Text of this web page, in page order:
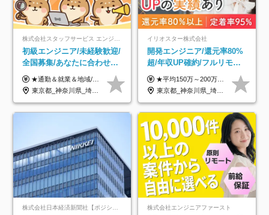
株式会社スタッフサービス エンジニアリング事業本部
初級エンジニア/未経験歓迎/
全国募集/あなたに合わせた
オリジナル研修をご用
意/AI・IoT/残業平均8時間
★通勤＆就業＆地域/住宅＆役職手当あり ★残業代は全額支給 ★選べる給与制度あり！ ■東京・神奈川・千葉・埼玉勤務の場合 月給24.5万円～55万円＋諸手当 （残業代は全額支給） (20,000円の地域/住宅手当込み) ■愛知・京都・大阪・兵庫勤務の場合 月給24万円以上＋諸手当 （残業代は全額支給） (15,000円の地域/住宅手当込み) ■茨城・栃木・群馬・静岡・三重・滋賀・広島・福岡勤務の場合 月給23.5万円以上＋諸手当 （残業代は全額支給） (10,000円の地域/住宅手当込み) ■北海道・宮城・山梨・長野・岐阜・奈良・和歌山・岡山勤務の場合 月給23万円以上＋諸手当 （残業代は全額支給） (5,000円の地域/住宅手当込み) ■その他のエリア勤務の場合 月給22.5万円以上＋諸手当 （残業代は全額支給） ※経験や能力を考慮し、当社規定により優遇します 【昇給：年一回実施】 【選べる給与制度】 ★収入を重視する方に… 「変動型人事制度」の選択も可能（派遣先からの評価に応じて収入アップ！） ※年2回のタイミングで希望者と面談の上決定します。
東京都_神奈川県_埼玉県_千葉県_大阪府_愛知県_北海道_岩手県_宮城県_山形県_福島県_茨城県_栃木県_群馬県_山梨県_長野県_富山県_石川県_静岡県_岐阜県_三重県_兵庫県_京都府_滋賀県_奈良県_広島県_岡山県_山口県_愛媛県_福岡県_熊本県_長崎県
イリオスター株式会社
開発エンジニア/還元率80%
超/年収UP確約/フルリモ
OK/年休130日/平均残業7h/
約2万件の案件から選択
★平均150万～200万円年収UPを実現！ ★前職給与を100％保証！ ★案件内容の開示・明確な評価体制あり ⇒クライアント評価で即昇給を実現したケースも◎ ★年12回（毎月昇給チャンスあり） ■月給35万円～103万円 ※経験・能力・前職給与を考慮し、決定 ※上記給与には月30時間分(6万6500円以上)の固定残業代が含まれます。超過分は手当として別途支給します ※試用期間3ヶ月あり(期間中の給与・待遇面に差異はありません) ▼収入アップの実例をご紹介 ───────────── ★働き方改革をした30代男性（PG） 子どもが生まれたばかりなのに、忙しい現場で残業も月50～60時間が当たり前。 ⇒残業ほぼゼロ＆週3リモートの働き方に！しかも給与もアップ！ ★収入アップした30代男性（PM） 子供が3人いて家計も苦しく、残業代で稼ぐ日々… ⇒残業をたくさんしていた年収額より、100万円以上アップしました！
東京都_神奈川県_埼玉県_千葉県_大阪府_愛知県_北海道_青森県_岩手県_宮城県_秋田県_山形県_福島県_茨城県_栃木県_群馬県_新潟県_山梨県_長野県_富山県_石川県_福井県_静岡県_岐阜県_三重県_兵庫県_京都府_滋賀県_奈良県_和歌山県_広島県_岡山県_鳥取県_島根県_山口県_徳島県_香川県_愛媛県_高知県_福岡県_熊本県_佐賀県_長崎県_大分県_宮崎県_鹿児島県_沖縄県
株式会社日本経済新聞社【ポジションマッチ登録】 株式会社エンジニアファースト